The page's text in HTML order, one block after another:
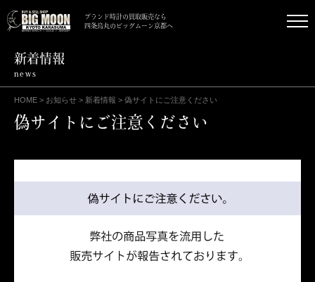
ブランド時計の買取販売なら
四条烏丸のビッグムーン京都へ
新着情報
news
HOME > お知らせ > 新着情報 > 偽サイトにご注意ください
偽サイトにご注意ください